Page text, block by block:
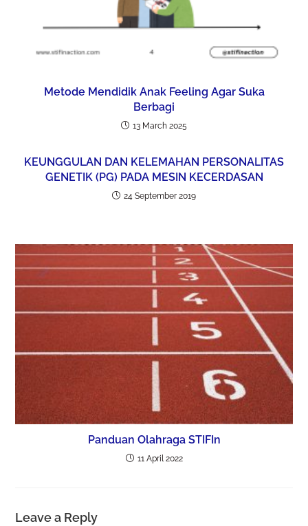
Metode Mendidik Anak Feeling Agar Suka
Berbagi
13 March 2025
KEUNGGULAN DAN KELEMAHAN PERSONALITAS
GENETIK (PG) PADA MESIN KECERDASAN
24 September 2019
Panduan Olahraga STIFIn
11 April 2022
Leave a Reply